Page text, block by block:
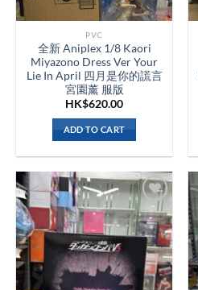
PVC
全新 Aniplex 1/8 Kaori
Miyazono Dress Ver Your
Lie In April 四月是你的謊言
宮園薰 服版
HK$620.00
ADD TO CART